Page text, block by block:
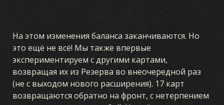
На этом изменения баланса заканчиваются. Но
это ещё не всё! Мы также впервые
экспериментируем с другими картами,
возвращая их из Резерва во внеочередной раз
(не с выходом нового расширения). 17 карт
возвращаются обратно на фронт, с нетерпением